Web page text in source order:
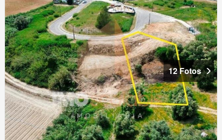
12 Fotos